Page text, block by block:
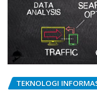
TEKNOLOGI